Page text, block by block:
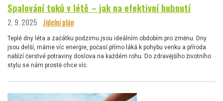
Spalování tuků v létě – jak na efektivní hubnutí
2. 9. 2025 Jídelní plán
Teplé dny léta a začátku podzimu jsou ideálním obdobím pro změnu. Dny
jsou delší, máme víc energie, počasí přímo láká k pohybu venku a příroda
nabízí čerstvé potraviny doslova na každém rohu. Do zdravějšího životního
stylu se nám prostě chce víc.